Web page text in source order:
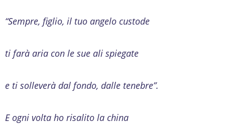
“Sempre, figlio, il tuo angelo custode
ti farà aria con le sue ali spiegate
e ti solleverà dal fondo, dalle tenebre”.
E ogni volta ho risalito la china